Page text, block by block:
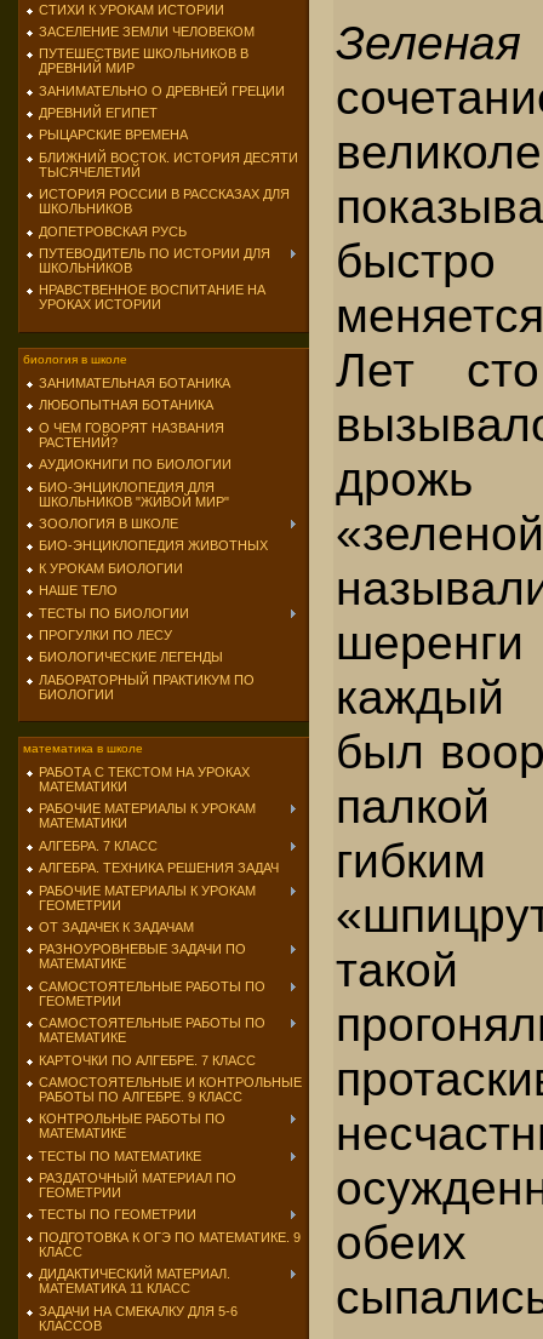
СТИХИ К УРОКАМ ИСТОРИИ
ЗАСЕЛЕНИЕ ЗЕМЛИ ЧЕЛОВЕКОМ
ПУТЕШЕСТВИЕ ШКОЛЬНИКОВ В
ДРЕВНИЙ МИР
ЗАНИМАТЕЛЬНО О ДРЕВНЕЙ ГРЕЦИИ
ДРЕВНИЙ ЕГИПЕТ
РЫЦАРСКИЕ ВРЕМЕНА
БЛИЖНИЙ ВОСТОК. ИСТОРИЯ ДЕСЯТИ
ТЫСЯЧЕЛЕТИЙ
ИСТОРИЯ РОССИИ В РАССКАЗАХ ДЛЯ
ШКОЛЬНИКОВ
ДОПЕТРОВСКАЯ РУСЬ
ПУТЕВОДИТЕЛЬ ПО ИСТОРИИ ДЛЯ
ШКОЛЬНИКОВ
НРАВСТВЕННОЕ ВОСПИТАНИЕ НА
УРОКАХ ИСТОРИИ
биология в школе
ЗАНИМАТЕЛЬНАЯ БОТАНИКА
ЛЮБОПЫТНАЯ БОТАНИКА
О ЧЕМ ГОВОРЯТ НАЗВАНИЯ
РАСТЕНИЙ?
АУДИОКНИГИ ПО БИОЛОГИИ
БИО-ЭНЦИКЛОПЕДИЯ ДЛЯ
ШКОЛЬНИКОВ "ЖИВОЙ МИР"
ЗООЛОГИЯ В ШКОЛЕ
БИО-ЭНЦИКЛОПЕДИЯ ЖИВОТНЫХ
К УРОКАМ БИОЛОГИИ
НАШЕ ТЕЛО
ТЕСТЫ ПО БИОЛОГИИ
ПРОГУЛКИ ПО ЛЕСУ
БИОЛОГИЧЕСКИЕ ЛЕГЕНДЫ
ЛАБОРАТОРНЫЙ ПРАКТИКУМ ПО
БИОЛОГИИ
математика в школе
РАБОТА С ТЕКСТОМ НА УРОКАХ
МАТЕМАТИКИ
РАБОЧИЕ МАТЕРИАЛЫ К УРОКАМ
МАТЕМАТИКИ
АЛГЕБРА. 7 КЛАСС
АЛГЕБРА. ТЕХНИКА РЕШЕНИЯ ЗАДАЧ
РАБОЧИЕ МАТЕРИАЛЫ К УРОКАМ
ГЕОМЕТРИИ
ОТ ЗАДАЧЕК К ЗАДАЧАМ
РАЗНОУРОВНЕВЫЕ ЗАДАЧИ ПО
МАТЕМАТИКЕ
САМОСТОЯТЕЛЬНЫЕ РАБОТЫ ПО
ГЕОМЕТРИИ
САМОСТОЯТЕЛЬНЫЕ РАБОТЫ ПО
МАТЕМАТИКЕ
КАРТОЧКИ ПО АЛГЕБРЕ. 7 КЛАСС
САМОСТОЯТЕЛЬНЫЕ И КОНТРОЛЬНЫЕ
РАБОТЫ ПО АЛГЕБРЕ. 9 КЛАСС
КОНТРОЛЬНЫЕ РАБОТЫ ПО
МАТЕМАТИКЕ
ТЕСТЫ ПО МАТЕМАТИКЕ
РАЗДАТОЧНЫЙ МАТЕРИАЛ ПО
ГЕОМЕТРИИ
ТЕСТЫ ПО ГЕОМЕТРИИ
ПОДГОТОВКА К ОГЭ ПО МАТЕМАТИКЕ. 9
КЛАСС
ДИДАКТИЧЕСКИЙ МАТЕРИАЛ.
МАТЕМАТИКА 11 КЛАСС
ЗАДАЧИ НА СМЕКАЛКУ ДЛЯ 5-6
КЛАССОВ
Лет
был